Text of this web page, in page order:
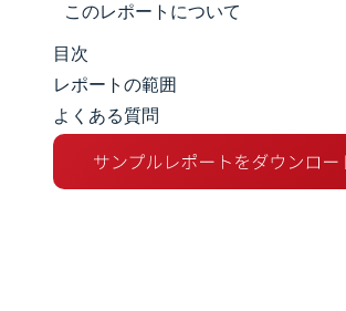
このレポートについて
市場規模とシェア
市場分析
トレンドとインサイト
目次
レポートの範囲
よくある質問